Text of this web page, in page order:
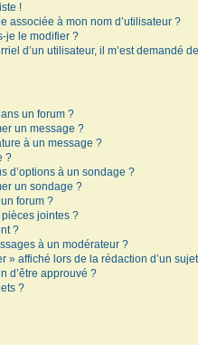
!
associée à mon nom d’utilisateur ?
je le modifier ?
d’un utilisateur, il m’est demandé
un forum ?
un message ?
à un message ?
?
d’options à un sondage ?
un sondage ?
forum ?
jointes ?
?
à un modérateur ?
» affiché lors de la rédaction d’un
d’être approuvé ?
?